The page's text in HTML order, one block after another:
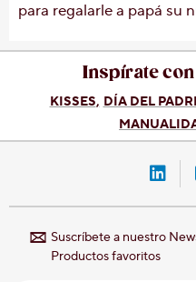
para regalarle a papá su
Inspírate
KISSES DÍA DEL
Suscríbete a nuestro
Productos favoritos